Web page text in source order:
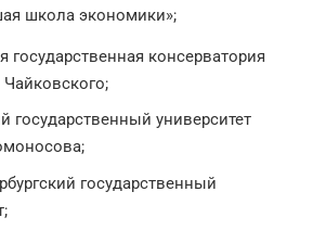
школа экономики»;
государственная консерватория
государственный университет
государственный